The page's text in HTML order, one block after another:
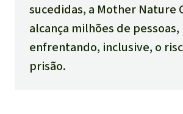
sucedidas, a Mother Nature
alcança milhões de pessoas,
enfrentando, inclusive, o
prisão.